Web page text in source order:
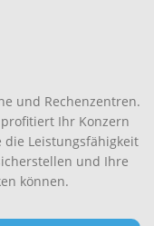
und Rechenzentren.
Ihr Konzern
die Leistungsfähigkeit
und Ihre
können.